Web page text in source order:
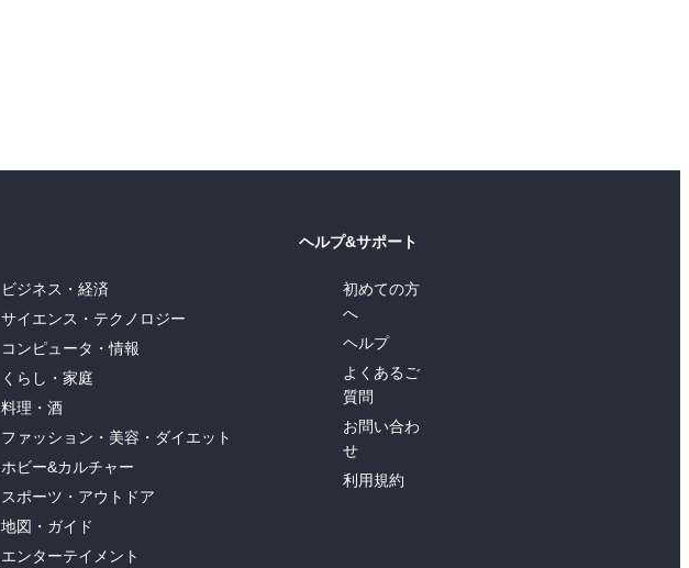
ビジネス・経済
サイエンス・テクノロジー
コンピュータ・情報
くらし・家庭
料理・酒
ファッション・美容・ダイエット
ホビー&カルチャー
スポーツ・アウトドア
地図・ガイド
エンターテイメント
ヘルプ&サポート
初めての方
へ
ヘルプ
よくあるご
質問
お問い合わ
せ
利用規約